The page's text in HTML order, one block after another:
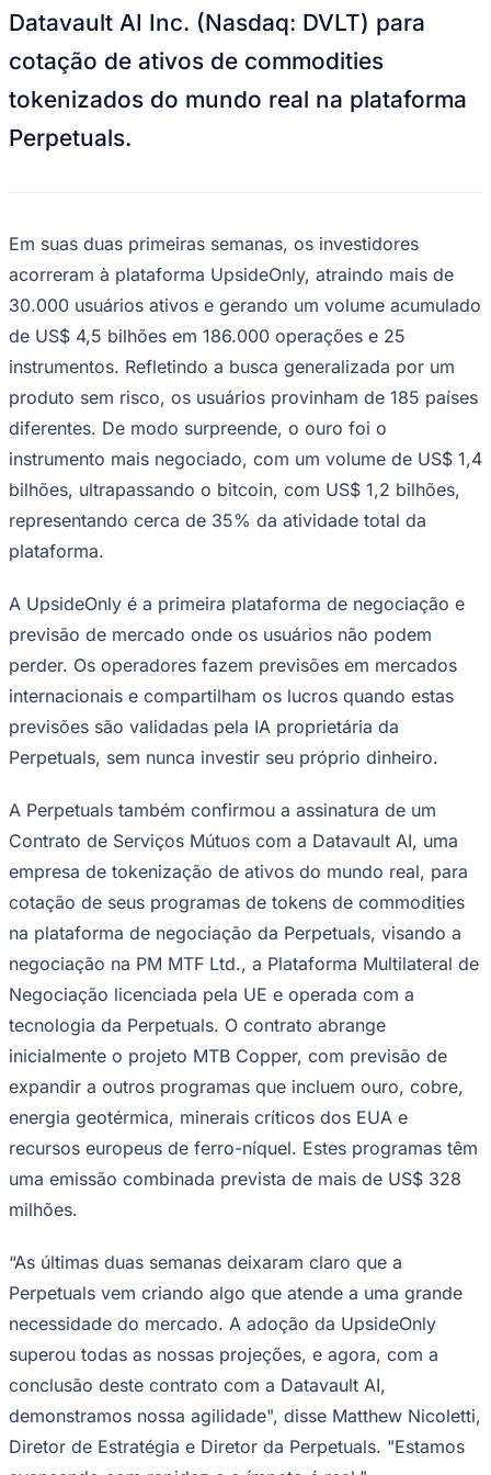
Vitória
Sport
Perpetuals relata US$4,5 bilhões em
volume da UpsideOnly e assina contrato
de negociação com Datavault AI para
commodities tokenizadas
A Perpetuals.com Ltd (Nasdaq: PDC)
divulgou hoje resultados iniciais
promissores para sua plataforma de
negociação e previsão de mercado da
UpsideOnly e anunciou um contrato com a
Datavault AI Inc. (Nasdaq: DVLT) para
cotação de ativos de commodities
Perpetuals.
Em suas duas primeiras semanas, os investidores
acorreram à plataforma UpsideOnly, atraindo mais de
de US$ 4,5 bilhões em 186.000 operações e 25
instrumentos. Refletindo a busca generalizada por um
produto sem risco, os usuários provinham de 185 países
diferentes. De modo surpreende, o ouro foi o
instrumento mais negociado, com um volume de US$ 1,4
bilhões, ultrapassando o bitcoin, com US$ 1,2 bilhões,
representando cerca de 35% da atividade total da
plataforma.
A UpsideOnly é a primeira plataforma de negociação e
previsão de mercado onde os usuários não podem
perder. Os operadores fazem previsões em mercados
internacionais e compartilham os lucros quando estas
previsões são validadas pela IA proprietária da
A Perpetuals também confirmou a assinatura de um
Contrato de Serviços Mútuos com a Datavault AI, uma
empresa de tokenização de ativos do mundo real, para
cotação de seus programas de tokens de commodities
na plataforma de negociação da Perpetuals, visando a
negociação na PM MTF Ltd., a Plataforma Multilateral de